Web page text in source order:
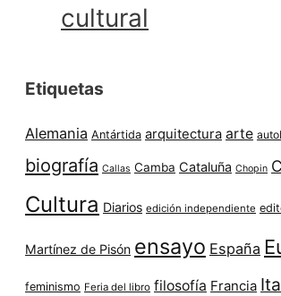
cultural
Etiquetas
Alemania Antártida arquitectura arte
biografía Callas Camba Cataluña Chopin
Cultura Diarios edición independiente
Martínez de Pisón ensayo España
feminismo Feria del libro filosofía Francia